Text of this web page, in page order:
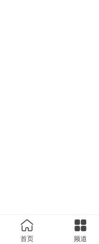
首页 频道